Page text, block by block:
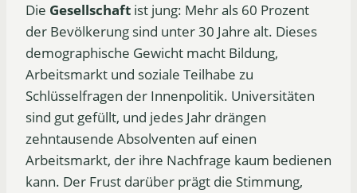
Die Gesellschaft ist jung: Mehr als 60 Prozent
der Bevölkerung sind unter 30 Jahre alt. Dieses
demographische Gewicht macht Bildung,
Arbeitsmarkt und soziale Teilhabe zu
Schlüsselfragen der Innenpolitik. Universitäten
sind gut gefüllt, und jedes Jahr drängen
zehntausende Absolventen auf einen
Arbeitsmarkt, der ihre Nachfrage kaum bedienen
kann. Der Frust darüber prägt die Stimmung,